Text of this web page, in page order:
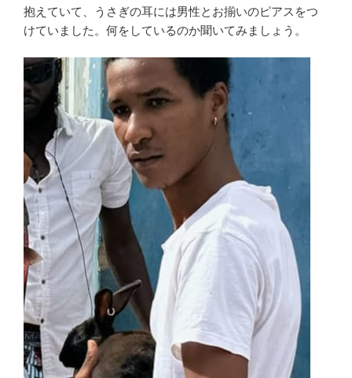
抱えていて、うさぎの耳には男性とお揃いのピアスをつ
けていました。何をしているのか聞いてみましょう。